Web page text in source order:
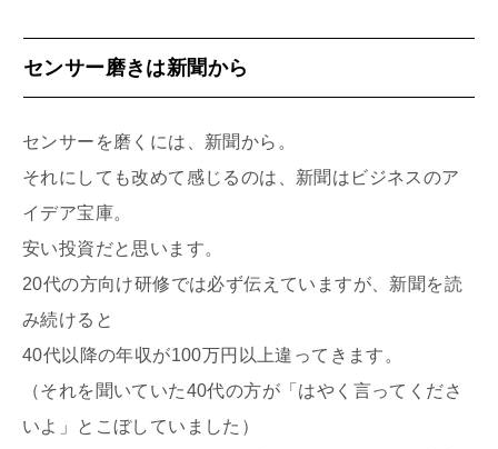
センサー磨きは新聞から
センサーを磨くには、新聞から。
それにしても改めて感じるのは、新聞はビジネスのア
イデア宝庫。
安い投資だと思います。
20代の方向け研修では必ず伝えていますが、新聞を読
み続けると
40代以降の年収が100万円以上違ってきます。
（それを聞いていた40代の方が「はやく言ってくださ
いよ」とこぼしていました）